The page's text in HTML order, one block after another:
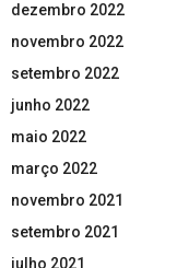
dezembro 2022
novembro 2022
setembro 2022
junho 2022
maio 2022
março 2022
novembro 2021
setembro 2021
julho 2021